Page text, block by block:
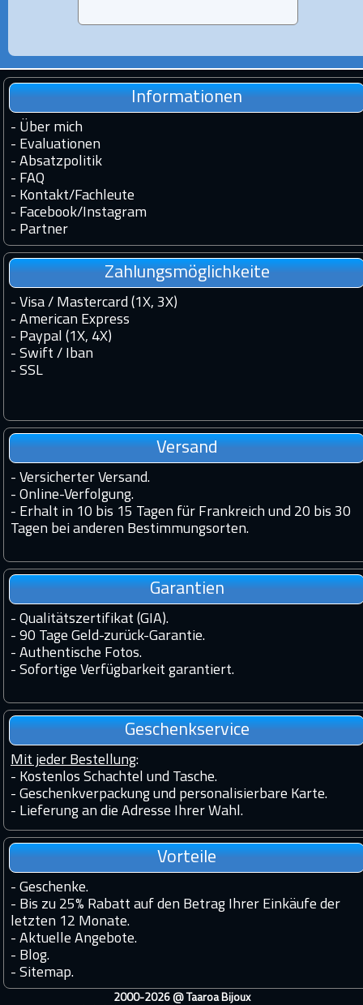
Informationen
- Über mich
- Evaluationen
- Absatzpolitik
- FAQ
- Kontakt/Fachleute
- Facebook/Instagram
- Partner
Zahlungsmöglichkeite
- Visa / Mastercard (1X, 3X)
- American Express
- Paypal (1X, 4X)
- Swift / Iban
- SSL
Versand
- Versicherter Versand.
- Online-Verfolgung.
- Erhalt in 10 bis 15 Tagen für Frankreich und 20 bis 30
Tagen bei anderen Bestimmungsorten.
Garantien
- Qualitätszertifikat (GIA).
- 90 Tage Geld-zurück-Garantie.
- Authentische Fotos.
- Sofortige Verfügbarkeit garantiert.
Geschenkservice
Mit jeder Bestellung:
- Kostenlos Schachtel und Tasche.
- Geschenkverpackung und personalisierbare Karte.
- Lieferung an die Adresse Ihrer Wahl.
Vorteile
- Geschenke.
- Bis zu 25% Rabatt auf den Betrag Ihrer Einkäufe der
letzten 12 Monate.
- Aktuelle Angebote.
- Blog.
- Sitemap.
2000-2026 @ Taaroa Bijoux